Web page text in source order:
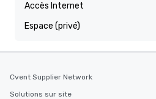
Accès Internet
Espace (privé)
Cvent Supplier Network
Solutions sur site